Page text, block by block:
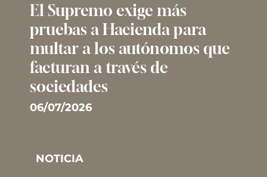
El Supremo exige más
pruebas a Hacienda para
multar a los autónomos que
facturan a través de
sociedades
06/07/2026
NOTICIA